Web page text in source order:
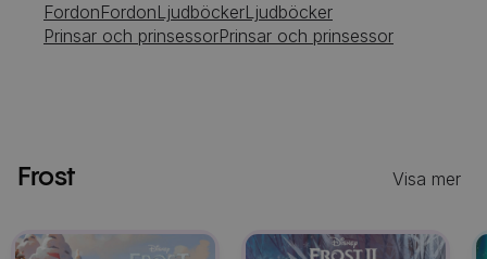
FordonFordonLjudböckerLjudböcker
Prinsar och prinsessorPrinsar och prinsessor
Frost Visa mer